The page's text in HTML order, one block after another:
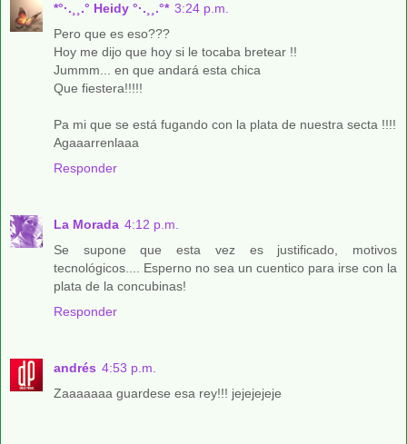
*°·.¸¸.° Heidy °·.¸¸.°* 3:24 p.m.
Pero que es eso???
Hoy me dijo que hoy si le tocaba bretear !!
Jummm... en que andará esta chica
Que fiestera!!!!!
Pa mi que se está fugando con la plata de nuestra secta !!!!
Agaaarrenlaaa
Responder
La Morada 4:12 p.m.
Se supone que esta vez es justificado, motivos
tecnológicos.... Esperno no sea un cuentico para irse con la
plata de la concubinas!
Responder
andrés 4:53 p.m.
Zaaaaaaa guardese esa rey!!! jejejejeje